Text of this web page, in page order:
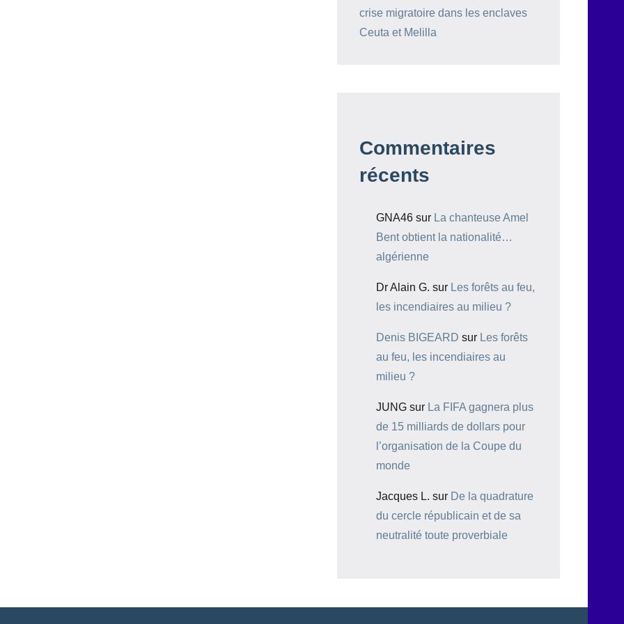
crise migratoire dans les enclaves
Ceuta et Melilla
Commentaires
récents
GNA46 sur La chanteuse Amel
Bent obtient la nationalité…
algérienne
Dr Alain G. sur Les forêts au feu,
les incendiaires au milieu ?
Denis BIGEARD sur Les forêts
au feu, les incendiaires au
milieu ?
JUNG sur La FIFA gagnera plus
de 15 milliards de dollars pour
l’organisation de la Coupe du
monde
Jacques L. sur De la quadrature
du cercle républicain et de sa
neutralité toute proverbiale